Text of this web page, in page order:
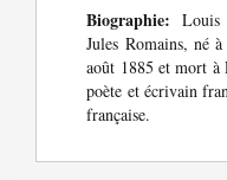
Biographie:
Jules Romains, né
août 1885 et mort à
poète et écrivain
française.